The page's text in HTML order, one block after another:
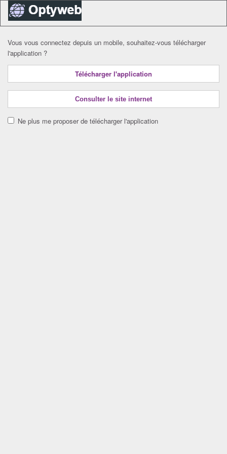
Vous vous connectez depuis un mobile, souhaitez-vous télécharger
l'application ?
Télécharger l'application
Consulter le site internet
Ne plus me proposer de télécharger l'application